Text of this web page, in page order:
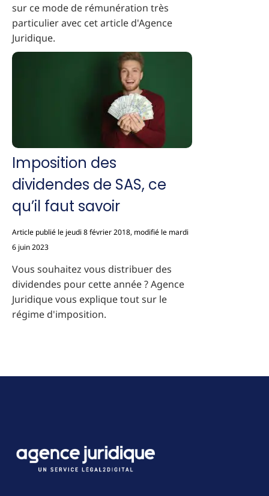
sur ce mode de rémunération très
particulier avec cet article d'Agence
Juridique.
Imposition des
dividendes de SAS, ce
qu’il faut savoir
Article publié le jeudi 8 février 2018, modifié le mardi
6 juin 2023
Vous souhaitez vous distribuer des
dividendes pour cette année ? Agence
Juridique vous explique tout sur le
régime d'imposition.